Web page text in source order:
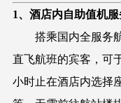
1、酒店内自助值机服
搭乘国内全服务航
直飞航班的宾客，可
小时止在酒店内选择